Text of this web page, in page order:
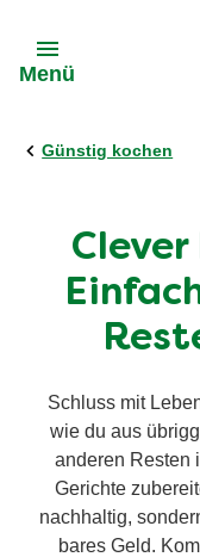
Menü
Günstig kochen
Clever
Schluss mit
wie du aus
anderen Resten
Gerichte
nachhaltig,
bares Geld.